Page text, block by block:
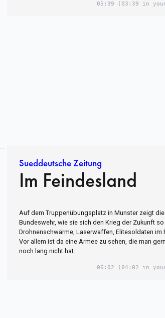
05:39 (03:39 in
Sueddeutsche Zeitung
Im Feindesland
Auf dem Truppenübungsplatz in Munster zeigt die
Bundeswehr, wie sie sich den Krieg der Zukunft
Drohnenschwärme, Laserwaffen, Elitesoldaten im
Vor allem ist da eine Armee zu sehen, die man
noch lang nicht hat.
06:02 (04:02 in